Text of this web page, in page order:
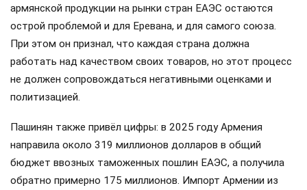
армянской продукции на рынки стран ЕАЭС остаются
острой проблемой и для Еревана, и для самого союза.
При этом он признал, что каждая страна должна
работать над качеством своих товаров, но этот процесс
не должен сопровождаться негативными оценками и
политизацией.
Пашинян также привёл цифры: в 2025 году Армения
направила около 319 миллионов долларов в общий
бюджет ввозных таможенных пошлин ЕАЭС, а получила
обратно примерно 175 миллионов. Импорт Армении из